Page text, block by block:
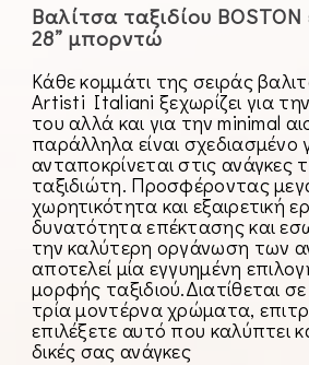
Βαλίτσα ταξιδίου
28” μπορντώ
Κάθε κομμάτι της σειράς
Artisti Italiani ξεχωρίζει για
του αλλά και για την minimal
παράλληλα είναι σχεδιασμένο
ανταποκρίνεται στις ανάγκες
ταξιδιώτη. Προσφέροντας
χωρητικότητα και εξαιρετική
δυνατότητα επέκτασης και
την καλύτερη οργάνωση των
αποτελεί μία εγγυημένη
μορφής ταξιδιού.Διατίθεται
τρία μοντέρνα χρώματα,
επιλέξετε αυτό που καλύπτει
δικές σας ανάγκες